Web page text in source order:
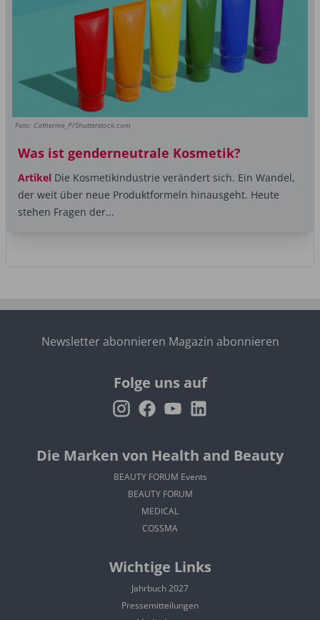
Foto: Catherine_P/Shutterstock.com
Was ist genderneutrale Kosmetik?
Artikel Die Kosmetikindustrie verändert sich. Ein Wandel,
der weit über neue Produktformeln hinausgeht. Heute
stehen Fragen der...
Newsletter abonnieren Magazin abonnieren
Folge uns auf
Die Marken von Health and Beauty
BEAUTY FORUM Events
BEAUTY FORUM
MEDICAL
COSSMA
Wichtige Links
Jahrbuch 2027
Pressemitteilungen